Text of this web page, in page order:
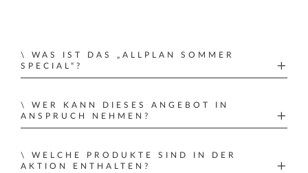
WAS IST DAS „ALLPLAN SOMMER
SPECIAL“?
Jahresabonnement abschließen, erhalten Sie
erhalten also 14 Monate zum Preis von 12.
WER KANN DIESES ANGEBOT IN
ANSPRUCH NEHMEN?
und Bestandskunden. Bitte wenden Sie sich an
WELCHE PRODUKTE SIND IN DER
AKTION ENTHALTEN?